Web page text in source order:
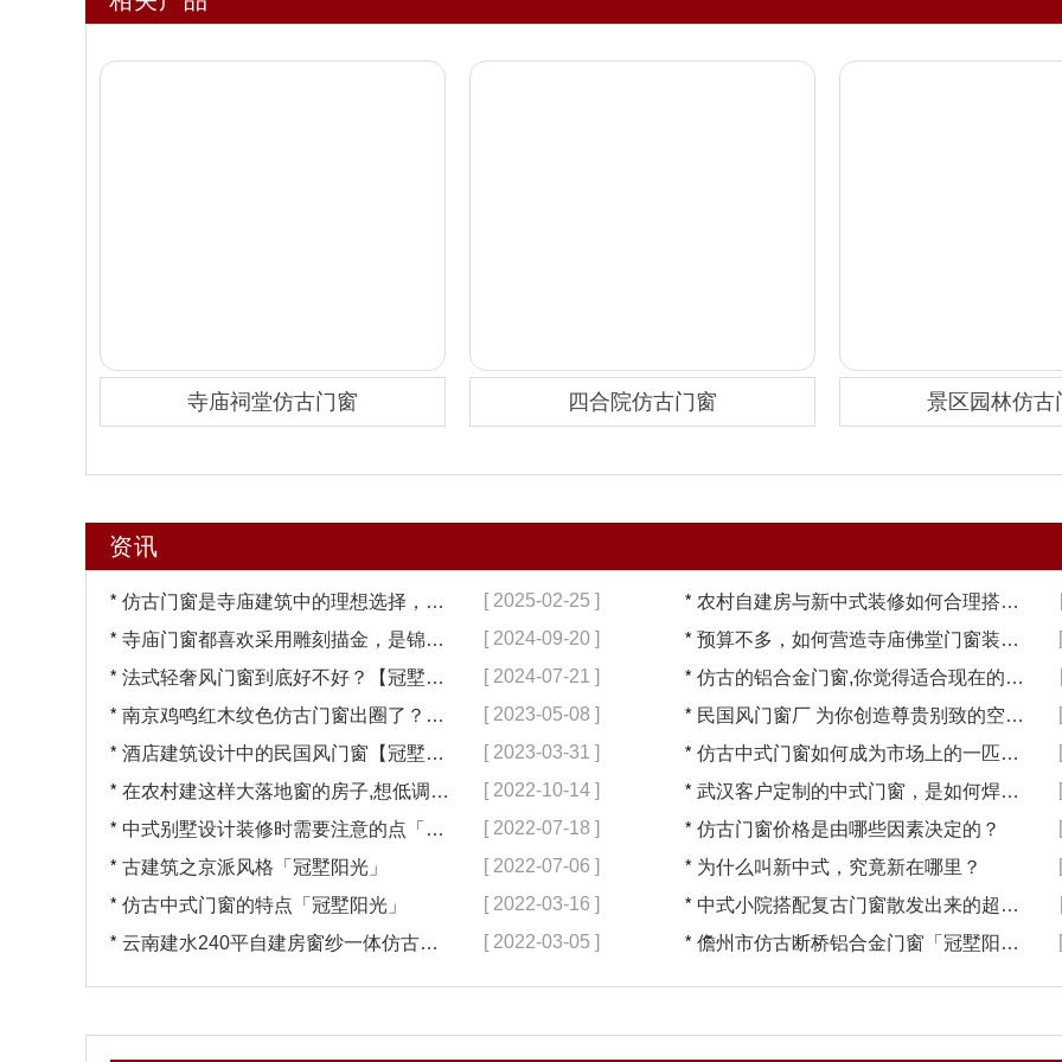
寺庙祠堂仿古门窗 四合院仿古门窗 景区园林仿古
资讯
* 仿古门窗是寺庙建筑中的理想选择，换一次用终生【冠墅阳光】 [ 2025-02-25 ] * 农村自建房与新中式装修如何合理搭配【冠墅阳光】
* 寺庙门窗都喜欢采用雕刻描金，是锦上添花吗？【冠墅阳光】 [ 2024-09-20 ] * 预算不多，如何营造寺庙佛堂门窗装修【冠墅阳光】
* 法式轻奢风门窗到底好不好？【冠墅阳光】 [ 2024-07-21 ] * 仿古的铝合金门窗,你觉得适合现在的装修吗?【冠墅阳光】
* 南京鸡鸣红木纹色仿古门窗出圈了？【冠墅阳光】 [ 2023-05-08 ] * 民国风门窗厂 为你创造尊贵别致的空间【冠墅阳光】
* 酒店建筑设计中的民国风门窗【冠墅阳光】 [ 2023-03-31 ] * 仿古中式门窗如何成为市场上的一匹黑马【冠墅阳光】
* 在农村建这样大落地窗的房子,想低调都难吧【冠墅阳光】 [ 2022-10-14 ] * 武汉客户定制的中式门窗，是如何焊接的呢？
* 中式别墅设计装修时需要注意的点「冠墅阳光」 [ 2022-07-18 ] * 仿古门窗价格是由哪些因素决定的？
* 古建筑之京派风格「冠墅阳光」 [ 2022-07-06 ] * 为什么叫新中式，究竟新在哪里？
* 仿古中式门窗的特点「冠墅阳光」 [ 2022-03-16 ] * 中式小院搭配复古门窗散发出来的超凡气质 「冠墅阳光」
* 云南建水240平自建房窗纱一体仿古门窗完工「冠墅阳光」 [ 2022-03-05 ] * 儋州市仿古断桥铝合金门窗「冠墅阳光」